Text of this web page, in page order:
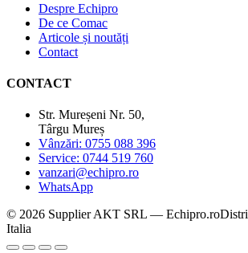
Despre Echipro
De ce Comac
Articole și noutăți
Contact
CONTACT
Str. Mureșeni Nr. 50,
Târgu Mureș
Vânzări: 0755 088 396
Service: 0744 519 760
vanzari@echipro.ro
WhatsApp
© 2026 Supplier AKT SRL — Echipro.ro
Italia